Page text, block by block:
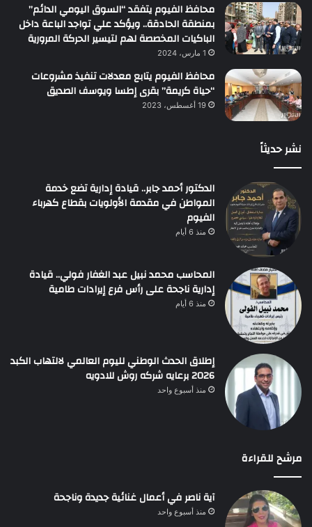
محافظ الفيوم يتفقد “السوق اليومي الدائم”
بمنطقة الحادقة.. ويؤكد علي تواجد الباعة داخل
الباكيات المخصصة لهم لتيسير الحركة المرورية
1 مارس، 2024
محافظ الفيوم يتابع معدلات تنفيذ مشروعات
“حياة كريمة” بقرى إطسا ويوسف الصديق
19 أغسطس، 2023
نشر حديثاً
الدكتور أحمد جابر.. قيادة إدارية تضع خدمة
المواطن في مقدمة الأولويات بقطاع كهرباء
الفيوم
منذ 6 أيام
المحاسب محمد نبيل عبد الغفار فولي.. قيادة
إدارية ناجحة على رأس فرع إيرادات طامية
منذ 6 أيام
إطلاق الحدث الوطني لليوم العالمي لالتهاب الكبد
2026 برعايه شركه روش للادويه
منذ أسبوع واحد
مرشح للقراءة
آية ناصر في أعمال غنائية جديدة وناجحة
منذ أسبوع واحد